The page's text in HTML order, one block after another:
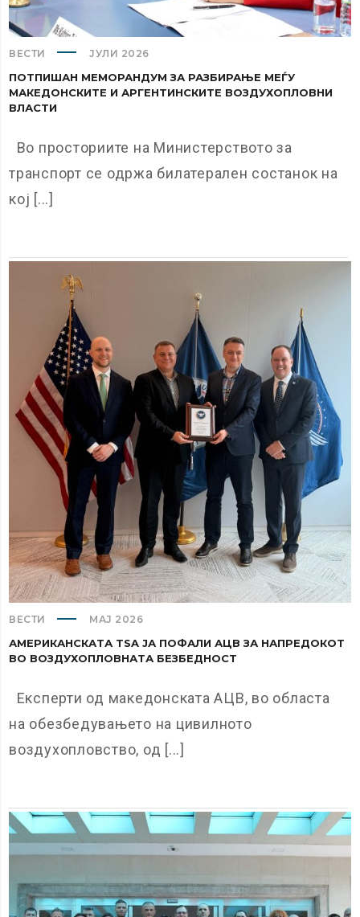
ВЕСТИ ЈУЛИ 2026
ПОТПИШАН МЕМОРАНДУМ ЗА РАЗБИРАЊЕ МЕЃУ
МАКЕДОНСКИТЕ И АРГЕНТИНСКИТЕ ВОЗДУХОПЛОВНИ
ВЛАСТИ
Во просториите на Министерството за
транспорт се одржа билатерален состанок на
кој [...]
ВЕСТИ МАЈ 2026
АМЕРИКАНСКАТА TSA ЈА ПОФАЛИ АЦВ ЗА НАПРЕДОКОТ
ВО ВОЗДУХОПЛОВНАТА БЕЗБЕДНОСТ
Експерти од македонската АЦВ, во областа
на обезбедувањето на цивилното
воздухопловство, од [...]